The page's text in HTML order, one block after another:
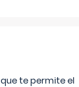
te permite el